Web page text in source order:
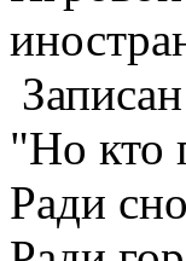
Записан
"Но кто
Ради